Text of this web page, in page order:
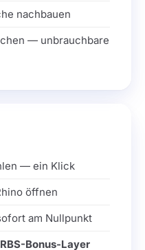
nachbauen
— unbrauchbare
— ein Klick
öffnen
am Nullpunkt
Bonus-Layer